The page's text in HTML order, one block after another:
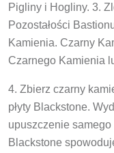
Pigliny i Hogliny. 3.
Pozostałości
Kamienia. Czarny
Czarnego Kamienia
4. Zbierz czarny
płyty Blackstone.
upuszczenie
Blackstone